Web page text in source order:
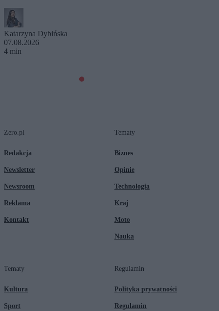
Katarzyna Dybińska
07.08.2026
4 min
Zero.pl
Redakcja
Newsletter
Newsroom
Reklama
Kontakt
Tematy
Biznes
Opinie
Technologia
Kraj
Moto
Nauka
Tematy
Kultura
Sport
Regulamin
Polityka prywatności
Regulamin